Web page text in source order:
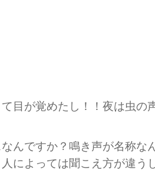
目が覚めたし！！夜は虫の
んですか？鳴き声が名称な
によっては聞こえ方が違う